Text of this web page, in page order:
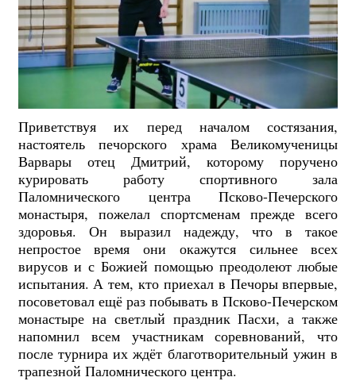
Приветствуя их перед началом состязания,
настоятель печорского храма Великомученицы
Варвары отец Дмитрий, которому поручено
курировать работу спортивного зала
Паломнического центра Псково-Печерского
монастыря, пожелал спортсменам прежде всего
здоровья. Он выразил надежду, что в такое
непростое время они окажутся сильнее всех
вирусов и с Божией помощью преодолеют любые
испытания. А тем, кто приехал в Печоры впервые,
посоветовал ещё раз побывать в Псково-Печерском
монастыре на светлый праздник Пасхи, а также
напомнил всем участникам соревнований, что
после турнира их ждёт благотворительный ужин в
трапезной Паломнического центра.